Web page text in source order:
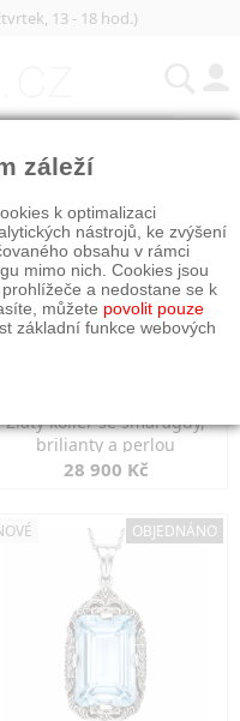
13 - 18 hod.)
Zlatý kolier se smaragdy,
brilianty a perlou
28 900 Kč
OBJEDNÁNO
záleží
k optimalizaci
nástrojů, ke zvýšení
obsahu v rámci
mimo nich. Cookies jsou
a nedostane se k
můžete povolit pouze
základní funkce webových